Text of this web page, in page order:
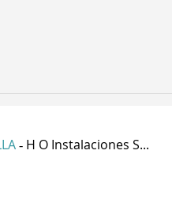
- H O Instalaciones S...